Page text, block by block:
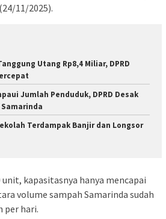
11/2025).
Utang Rp8,4 Miliar, DPRD
Jumlah Penduduk, DPRD Desak
Terdampak Banjir dan Longsor
kapasitasnya hanya mencapai
volume sampah Samarinda sudah
per hari.